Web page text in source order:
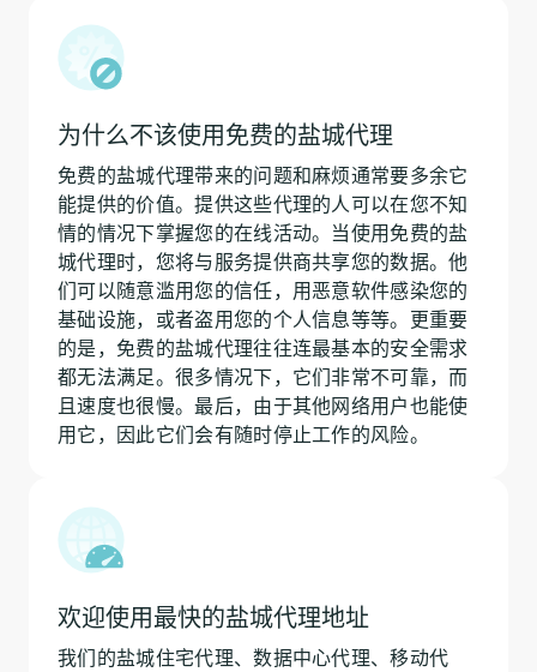
为什么不该使用免费的盐城代理
免费的盐城代理带来的问题和麻烦通常要多余它
能提供的价值。提供这些代理的人可以在您不知
情的情况下掌握您的在线活动。当使用免费的盐
城代理时，您将与服务提供商共享您的数据。他
们可以随意滥用您的信任，用恶意软件感染您的
基础设施，或者盗用您的个人信息等等。更重要
的是，免费的盐城代理往往连最基本的安全需求
都无法满足。很多情况下，它们非常不可靠，而
且速度也很慢。最后，由于其他网络用户也能使
用它，因此它们会有随时停止工作的风险。
欢迎使用最快的盐城代理地址
我们的盐城住宅代理、数据中心代理、移动代